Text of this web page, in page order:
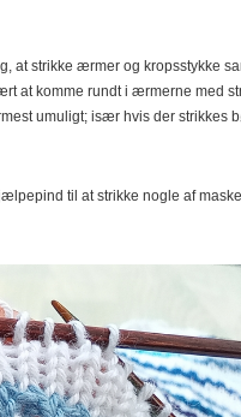
at strikke ærmer og kropsstykke
at komme rundt i ærmerne med
umuligt; især hvis der strikkes
til at strikke nogle af